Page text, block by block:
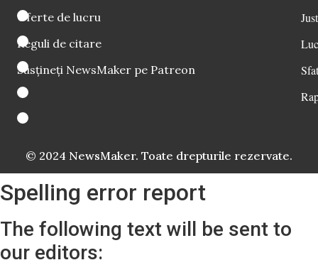
Oferte de lucru
Reguli de citare
Susțineți NewsMaker pe Patreon
© 2024 NewsMaker. Toate drepturile rezervate.
Spelling error report
The following text will be sent to
our editors: